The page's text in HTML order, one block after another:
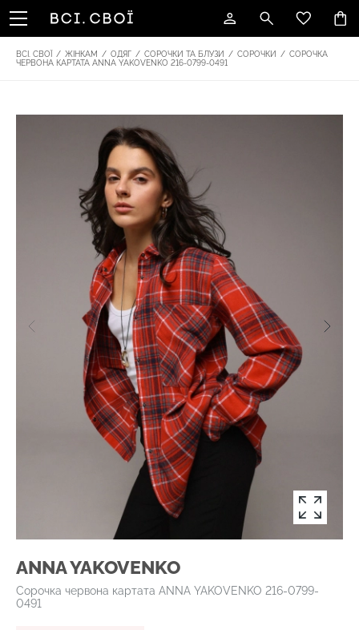
ВСІ. СВОЇ / ЖІНКАМ / ОДЯГ / СОРОЧКИ ТА БЛУЗИ / СОРОЧКИ / СОРОЧКА
ЧЕРВОНА КАРТАТА ANNA YAKOVENKO 216-0799-0491
ANNA YAKOVENKO
Сорочка червона картата ANNA YAKOVENKO 216-0799-
0491